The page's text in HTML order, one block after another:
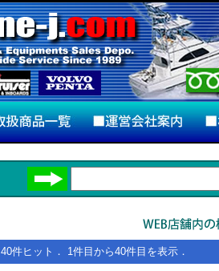
40件ヒット． 1件目から40件目を表示．